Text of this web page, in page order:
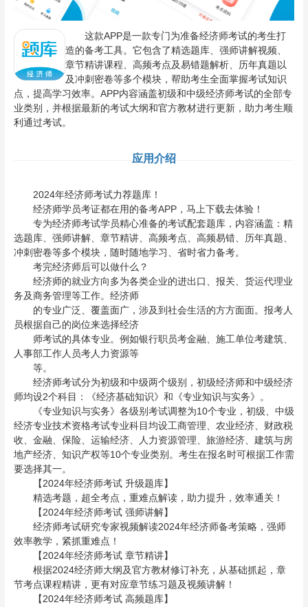
这款APP是一款专门为准备经济师考试的考生打
造的备考工具。它包含了精选题库、强师讲解视频、
章节精讲课程、高频考点及易错题解析、历年真题以
及冲刺密卷等多个模块，帮助考生全面掌握考试知识
点，提高学习效率。APP内容涵盖初级和中级经济师考试的全部专
业类别，并根据最新的考试大纲和官方教材进行更新，助力考生顺
利通过考试。
应用介绍
2024年经济师考试力荐题库！
经济师学员考证都在用的备考APP，马上下载去体验！
专为经济师考试学员精心准备的考试配套题库，内容涵盖：精
选题库、强师讲解、章节精讲、高频考点、高频易错、历年真题、
冲刺密卷等多个模块，随时随地学习、省时省力备考。
考完经济师后可以做什么？
经济师的就业方向多为各类企业的进出口、报关、货运代理业
务及商务管理等工作。经济师
的专业广泛、覆盖面广，涉及到社会生活的方方面面。报考人
员根据自己的岗位来选择经济
师考试的具体专业。例如银行职员考金融、施工单位考建筑、
人事部工作人员考人力资源等
等。
经济师考试分为初级和中级两个级别，初级经济师和中级经济
师均设2个科目：《经济基础知识》和《专业知识与实务》。
《专业知识与实务》各级别考试调整为10个专业，初级、中级
经济专业技术资格考试专业科目均设工商管理、农业经济、财政税
收、金融、保险、运输经济、人力资源管理、旅游经济、建筑与房
地产经济、知识产权等10个专业类别。考生在报名时可根据工作需
要选择其一。
【2024年经济师考试 升级题库】
精选考题，超全考点，重难点解读，助力提升，效率通关！
【2024年经济师考试 强师讲解】
经济师考试研究专家视频解读2024年经济师备考策略，强师
效率教学，紧抓重难点！
【2024年经济师考试 章节精讲】
根据2024经济师大纲及官方教材修订补充，从基础抓起，章
节考点课程精讲，更有对应章节练习题及视频讲解！
【2024年经济师考试 高频题库】